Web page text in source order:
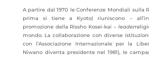
A partire dal 1970 le Conferenze Mondiali sulla
prima si tiene a Kyoto) riuniscono –
promozione della Rissho Kosei-kai – leader
mondo. La collaborazione con diverse
con l’Associazione Internazionale per la
Niwano diventa presidente nel 1981), le